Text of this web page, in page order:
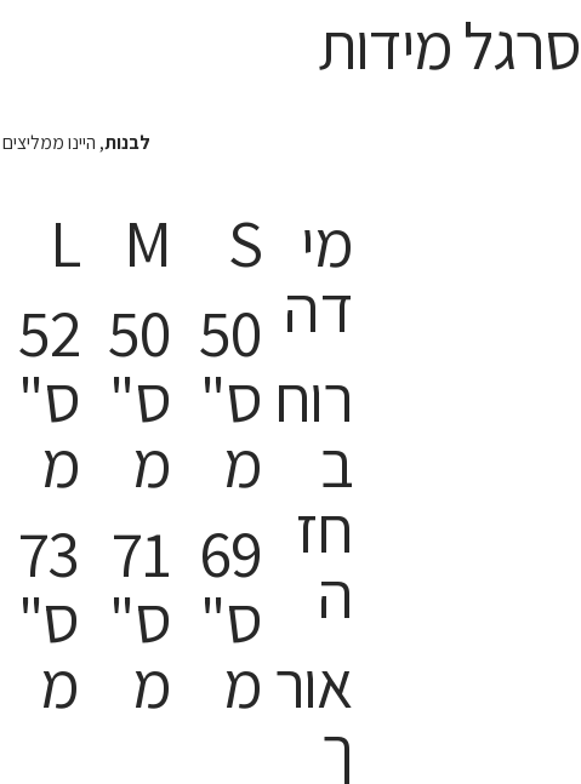
סרגל מידות
לבנות, היינו
L
52
ס"
מ
73
ס"
מ
M
50
ס"
מ
71
ס"
מ
S
50
ס"
מ
69
ס"
מ
מי
דה
רוח
ב
חז
ה
אור
ך